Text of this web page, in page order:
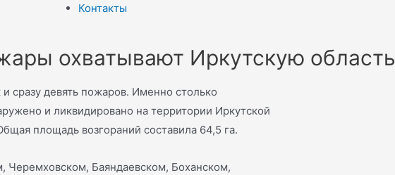
Контакты
охватывают Иркутскую область
сразу девять пожаров. Именно столько
и ликвидировано на территории Иркутской
площадь возгораний составила 64,5 га.
Черемховском, Баяндаевском, Боханском,